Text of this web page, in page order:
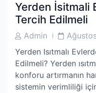
Yerden İsitmali
Tercih Edilmeli
PostAdmin
Post
Yerden Isıtmalı
Edilmeli? Yerden
konforu artırmanın
sistemin verimliliği